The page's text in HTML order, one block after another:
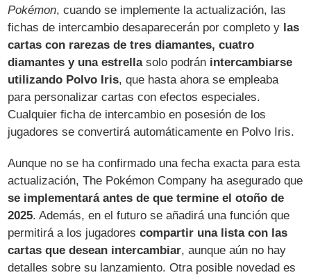
Pokémon, cuando se implemente la actualización, las
fichas de intercambio desaparecerán por completo y las
cartas con rarezas de tres diamantes, cuatro
diamantes y una estrellasolo podrán intercambiarse
utilizando Polvo Iris, que hasta ahora se empleaba
para personalizar cartas con efectos especiales.
Cualquier ficha de intercambio en posesión de los
jugadores se convertirá automáticamente en Polvo Iris.
Aunque no se ha confirmado una fecha exacta para esta
actualización, The Pokémon Company ha asegurado que
se implementará antes de que termine el otoño de
2025. Además, en el futuro se añadirá una función que
permitirá a los jugadorescompartir una lista con las
cartas que desean intercambiar, aunque aún no hay
detalles sobre su lanzamiento. Otra posible novedad es